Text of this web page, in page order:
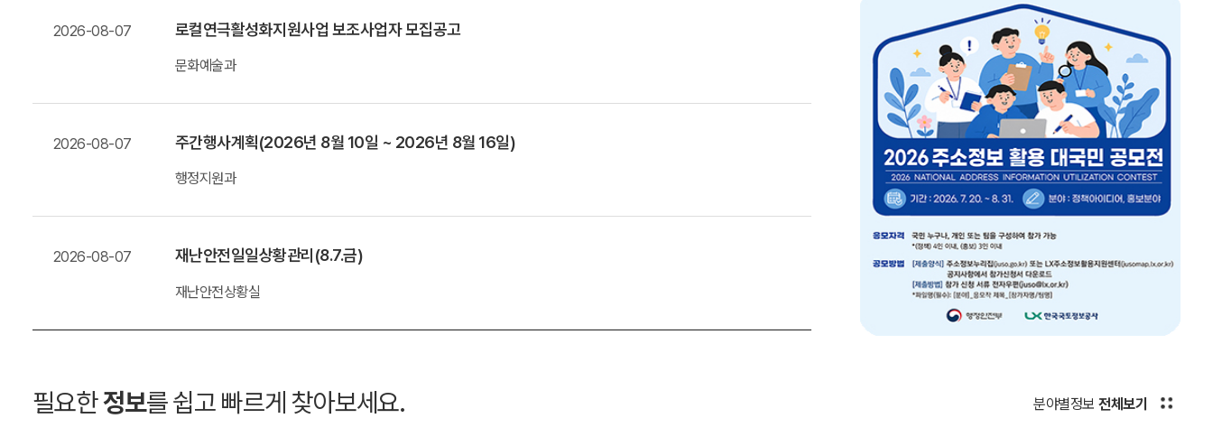
2026-08-07 로컬연극활성화지원사업 보조사업자 모집공고
문화예술과
2026-08-07 주간행사계획(2026년 8월 10일 ~ 2026년 8월 16일)
행정지원과
2026-08-07 재난안전일일상황관리(8.7.금)
재난안전상황실
필요한정보를 쉽고 빠르게 찾아보세요. 분야별정보 전체보기